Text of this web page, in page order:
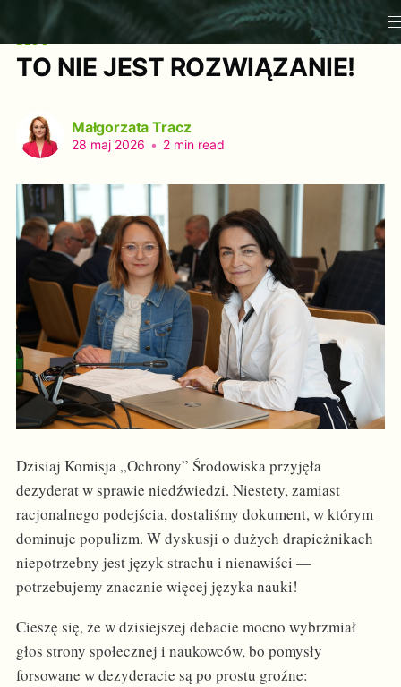
TO NIE JEST ROZWIĄZANIE!
Małgorzata Tracz
28 maj 2026 • 2 min read
Dzisiaj Komisja „Ochrony” Środowiska przyjęła
dezyderat w sprawie niedźwiedzi. Niestety, zamiast
racjonalnego podejścia, dostaliśmy dokument, w którym
dominuje populizm. W dyskusji o dużych drapieżnikach
niepotrzebny jest język strachu i nienawiści —
potrzebujemy znacznie więcej języka nauki!
Cieszę się, że w dzisiejszej debacie mocno wybrzmiał
głos strony społecznej i naukowców, bo pomysły
forsowane w dezyderacie są po prostu groźne: